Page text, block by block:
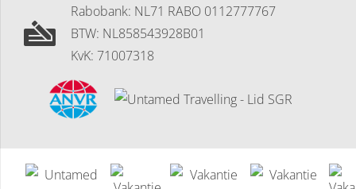
Rabobank: NL71 RABO 0112777767
BTW: NL858543928B01
KvK: 71007318